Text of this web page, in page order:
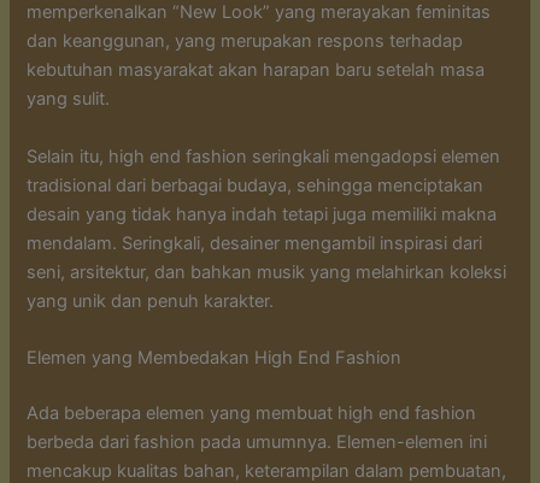
memperkenalkan “New Look” yang merayakan feminitas
dan keanggunan, yang merupakan respons terhadap
kebutuhan masyarakat akan harapan baru setelah masa
yang sulit.
Selain itu, high end fashion seringkali mengadopsi elemen
tradisional dari berbagai budaya, sehingga menciptakan
desain yang tidak hanya indah tetapi juga memiliki makna
mendalam. Seringkali, desainer mengambil inspirasi dari
seni, arsitektur, dan bahkan musik yang melahirkan koleksi
yang unik dan penuh karakter.
Elemen yang Membedakan High End Fashion
Ada beberapa elemen yang membuat high end fashion
berbeda dari fashion pada umumnya. Elemen-elemen ini
mencakup kualitas bahan, keterampilan dalam pembuatan,